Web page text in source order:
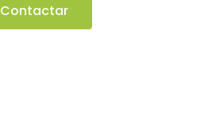
Contactar